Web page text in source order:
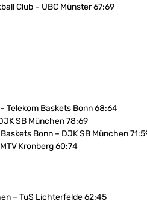
Club – UBC Münster 67:69
Telekom Baskets Bonn 68:64
SB München 78:69
Bonn – DJK SB München
Kronberg 60:74
– TuS Lichterfelde 62:45